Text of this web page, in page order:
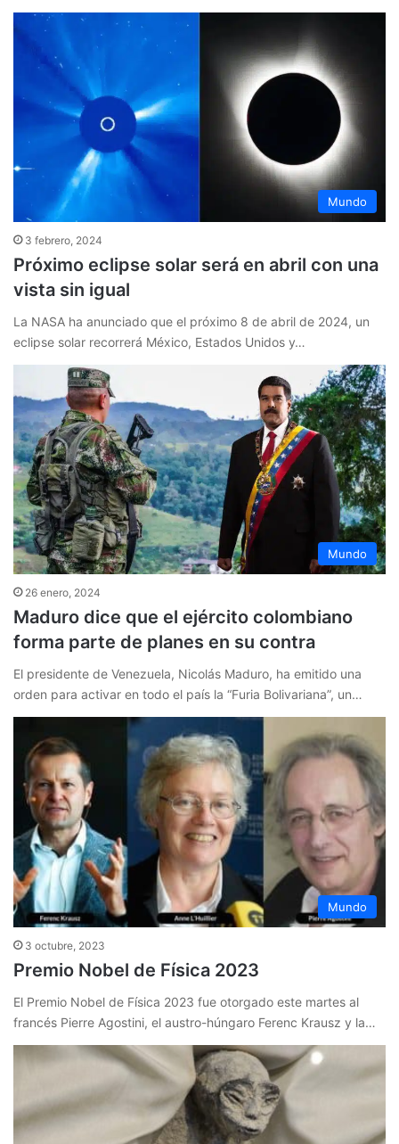
Mundo
3 febrero, 2024
Próximo eclipse solar será en abril con una
vista sin igual
La NASA ha anunciado que el próximo 8 de abril de 2024, un
eclipse solar recorrerá México, Estados Unidos y…
Mundo
26 enero, 2024
Maduro dice que el ejército colombiano
forma parte de planes en su contra
El presidente de Venezuela, Nicolás Maduro, ha emitido una
orden para activar en todo el país la “Furia Bolivariana”, un…
Mundo
3 octubre, 2023
Premio Nobel de Física 2023
El Premio Nobel de Física 2023 fue otorgado este martes al
francés Pierre Agostini, el austro-húngaro Ferenc Krausz y la…